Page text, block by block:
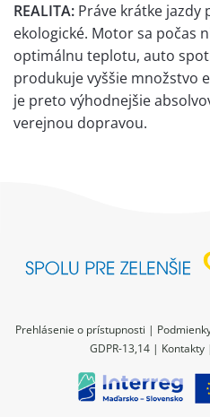
REALITA: Práve krátke jazdy
ekologické. Motor sa počas
optimálnu teplotu, auto
produkuje vyššie množstvo
je preto výhodnejšie
verejnou dopravou.
Prehlásenie o prístupnosti |
GDPR-13,14| Kontakty|